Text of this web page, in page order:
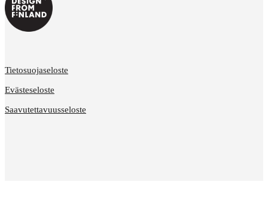
Tietosuojaseloste
Evästeseloste
Saavutettavuusseloste